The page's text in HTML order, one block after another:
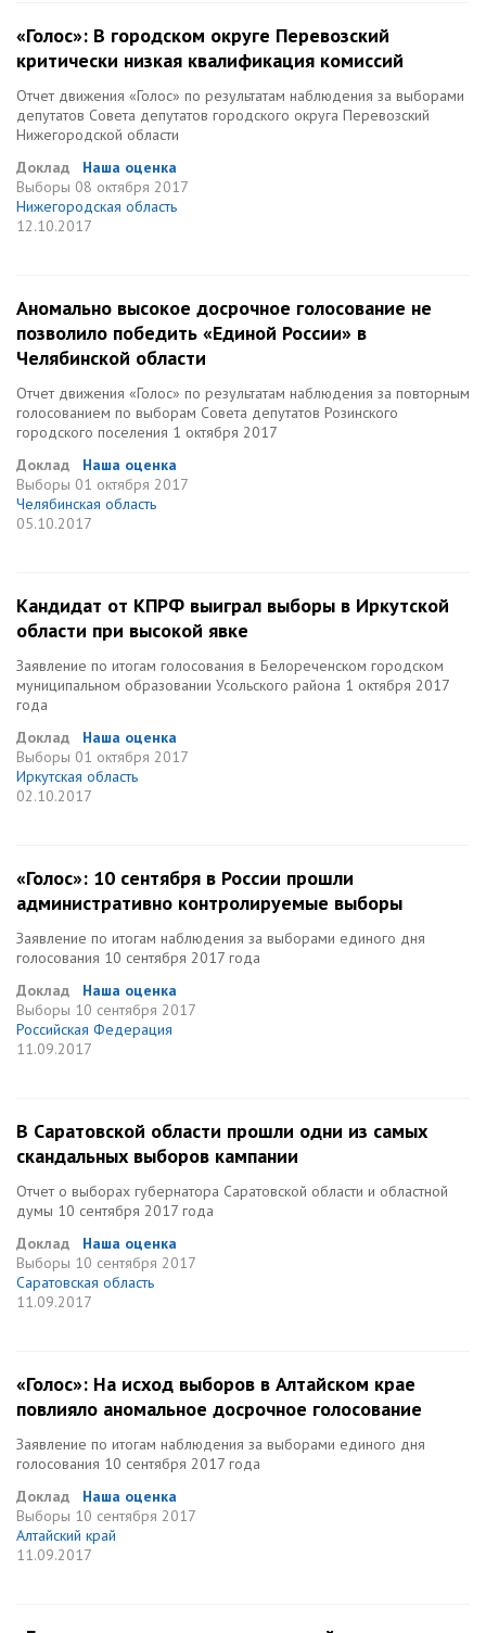
«Голос»: В городском округе Перевозский
критически низкая квалификация комиссий
Отчет движения «Голос» по результатам наблюдения за выборами
депутатов Совета депутатов городского округа Перевозский
Нижегородской области
Доклад
Наша оценка
Выборы 08 октября 2017
Нижегородская область
12.10.2017
Аномально высокое досрочное голосование не
позволило победить «Единой России» в
Челябинской области
Отчет движения «Голос» по результатам наблюдения за повторным
голосованием по выборам Совета депутатов Розинского
городского поселения 1 октября 2017
Доклад
Наша оценка
Выборы 01 октября 2017
Челябинская область
05.10.2017
Кандидат от КПРФ выиграл выборы в Иркутской
области при высокой явке
Заявление по итогам голосования в Белореченском городском
муниципальном образовании Усольского района 1 октября 2017
года
Доклад
Наша оценка
Выборы 01 октября 2017
Иркутская область
02.10.2017
«Голос»: 10 сентября в России прошли
административно контролируемые выборы
Заявление по итогам наблюдения за выборами единого дня
голосования 10 сентября 2017 года
Доклад
Наша оценка
Выборы 10 сентября 2017
Российская Федерация
11.09.2017
В Саратовской области прошли одни из самых
скандальных выборов кампании
Отчет о выборах губернатора Саратовской области и областной
думы 10 сентября 2017 года
Доклад
Наша оценка
Выборы 10 сентября 2017
Саратовская область
11.09.2017
«Голос»: На исход выборов в Алтайском крае
повлияло аномальное досрочное голосование
Заявление по итогам наблюдения за выборами единого дня
голосования 10 сентября 2017 года
Доклад
Наша оценка
Выборы 10 сентября 2017
Алтайский край
11.09.2017